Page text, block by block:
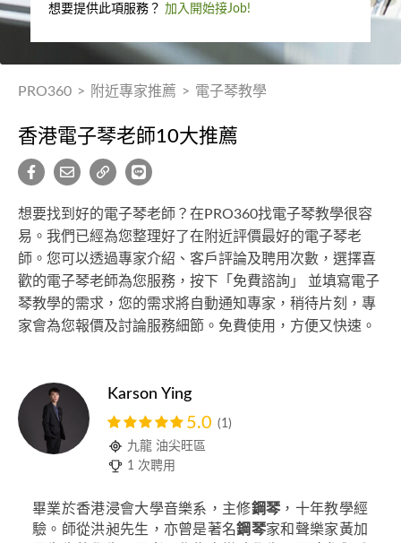
想要提供此項服務？ 加入開始接Job!
PRO360 > 附近專家推薦 > 電子琴教學
香港電子琴老師10大推薦
想要找到好的電子琴老師？在PRO360找電子琴教學很容
易。我們已經為您整理好了在附近評價最好的電子琴老
師。您可以透過專家介紹、客戶評論及聘用次數，選擇喜
歡的電子琴老師為您服務，按下「免費諮詢」 並填寫電子
琴教學的需求，您的需求將自動通知專家，稍待片刻，專
家會為您報價及討論服務細節。免費使用，方便又快速。
Karson Ying
5.0 (1)
九龍 油尖旺區
1 次聘用
畢業於香港浸會大學音樂系，主修鋼琴，十年教學經
驗。師從洪昶先生，亦曾是著名鋼琴家和聲樂家黃加